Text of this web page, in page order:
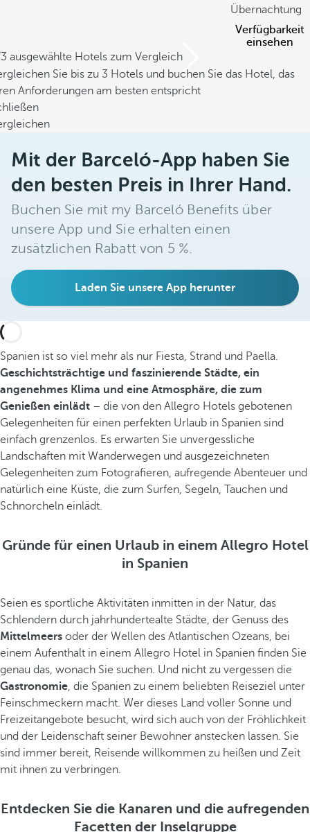
Übernachtung
Verfügbarkeit
einsehen
ausgewählte Hotels zum Vergleich
Sie bis zu 3 Hotels und buchen Sie das Hotel, das
Anforderungen am besten entspricht
Mit der Barceló-App haben Sie
den besten Preis in Ihrer Hand.
Buchen Sie mit my Barceló Benefits über
unsere App und Sie erhalten einen
zusätzlichen Rabatt von 5 %.
Laden Sie unsere App herunter
Spanien ist so viel mehr als nur Fiesta, Strand und Paella.
Geschichtsträchtige und faszinierende Städte, ein
angenehmes Klima und eine Atmosphäre, die zum
Genießen einlädt – die von den Allegro Hotels gebotenen
Gelegenheiten für einen perfekten Urlaub in Spanien sind
einfach grenzenlos. Es erwarten Sie unvergessliche
Landschaften mit Wanderwegen und ausgezeichneten
Gelegenheiten zum Fotografieren, aufregende Abenteuer und
natürlich eine Küste, die zum Surfen, Segeln, Tauchen und
Schnorcheln einlädt.
Gründe für einen Urlaub in einem Allegro Hotel
in Spanien
Seien es sportliche Aktivitäten inmitten in der Natur, das
Schlendern durch jahrhundertealte Städte, der Genuss des
Mittelmeers oder der Wellen des Atlantischen Ozeans, bei
einem Aufenthalt in einem Allegro Hotel in Spanien finden Sie
genau das, wonach Sie suchen. Und nicht zu vergessen die
Gastronomie, die Spanien zu einem beliebten Reiseziel unter
Feinschmeckern macht. Wer dieses Land voller Sonne und
Freizeitangebote besucht, wird sich auch von der Fröhlichkeit
und der Leidenschaft seiner Bewohner anstecken lassen. Sie
sind immer bereit, Reisende willkommen zu heißen und Zeit
mit ihnen zu verbringen.
Entdecken Sie die Kanaren und die aufregenden
Facetten der Inselgruppe